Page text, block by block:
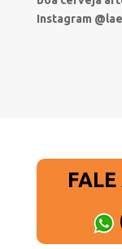
Instagram
FALE